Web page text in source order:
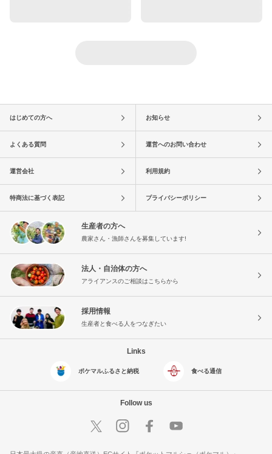
はじめての方へ お知らせ
よくある質問 運営へのお問い合わせ
運営会社 利用規約
特商法に基づく表記 プライバシーポリシー
生産者の方へ
農家さん・漁師さんを募集しています!
法人・自治体の方へ
アライアンスのご相談はこちらから
採用情報
生産者と食べる人をつなぎたい
Links
ポケマルふるさと納税 食べる通信
Follow us